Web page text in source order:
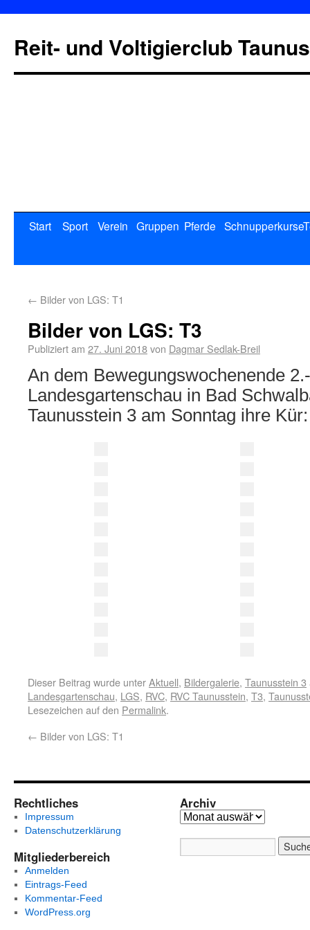
Reit- und Voltigierclub
Start Sport Verein Gruppen Pferde Schnupperkurse
← Bilder von LGS: T1
Bilder von LGS: T3
Publiziert am 27. Juni 2018von Dagmar Sedlak-Breil
An dem Bewegungswochenende
Landesgartenschau in Bad
Taunusstein 3 am Sonntag ihre Kür:
Dieser Beitrag wurde unterAktuell, Bildergalerie, Taunusstein 3
Landesgartenschau, LGS, RVC, RVC Taunusstein, T3,
Lesezeichen auf den Permalink.
← Bilder von LGS: T1
Rechtliches
Impressum
Datenschutzerklärung
Mitgliederbereich
Anmelden
Eintrags-Feed
Kommentar-Feed
WordPress.org
Archiv